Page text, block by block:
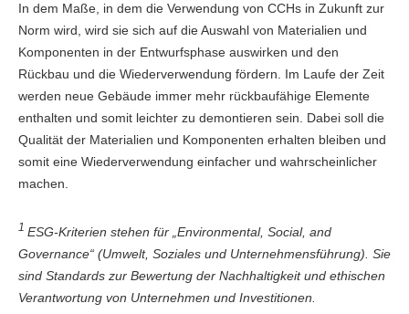
In dem Maße, in dem die Verwendung von CCHs in Zukunft zur
Norm wird, wird sie sich auf die Auswahl von Materialien und
Komponenten in der Entwurfsphase auswirken und den
Rückbau und die Wiederverwendung fördern. Im Laufe der Zeit
werden neue Gebäude immer mehr rückbaufähige Elemente
enthalten und somit leichter zu demontieren sein. Dabei soll die
Qualität der Materialien und Komponenten erhalten bleiben und
somit eine Wiederverwendung einfacher und wahrscheinlicher
machen.
1 ESG-Kriterien stehen für „Environmental, Social, and
Governance“ (Umwelt, Soziales und Unternehmensführung). Sie
sind Standards zur Bewertung der Nachhaltigkeit und ethischen
Verantwortung von Unternehmen und Investitionen.